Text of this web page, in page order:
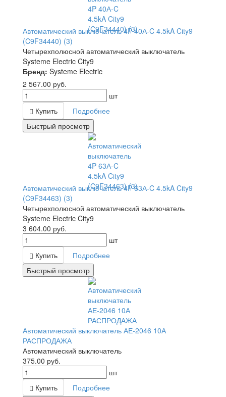
Автоматический выключатель 4P 40А-C 4.5kA City9
(C9F34440) (3)
Четырехполюсной автоматический выключатель
Systeme Electric City9
Бренд: Systeme Electric
2 567.00 руб.
шт
Купить
Подробнее
Быстрый просмотр
Автоматический выключатель 4P 63А-C 4.5kA City9
(C9F34463) (3)
Четырехполюсной автоматический выключатель
Systeme Electric City9
3 604.00 руб.
шт
Купить
Подробнее
Быстрый просмотр
Автоматический выключатель АЕ-2046 10А
РАСПРОДАЖА
Автоматический выключатель
375.00 руб.
шт
Купить
Подробнее